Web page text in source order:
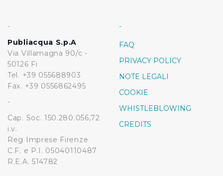
-
Publiacqua S.p.A
Via Villamagna 90/c -
50126 Fi
Tel. +39 055688903
Fax. +39 0556862495
-
Cap. Soc. 150.280.056,72
i.v.
Reg Imprese Firenze
C.F. e P.I. 05040110487
R.E.A. 514782
-
FAQ
PRIVACY POLICY
NOTE LEGALI
COOKIE
WHISTLEBLOWING
CREDITS